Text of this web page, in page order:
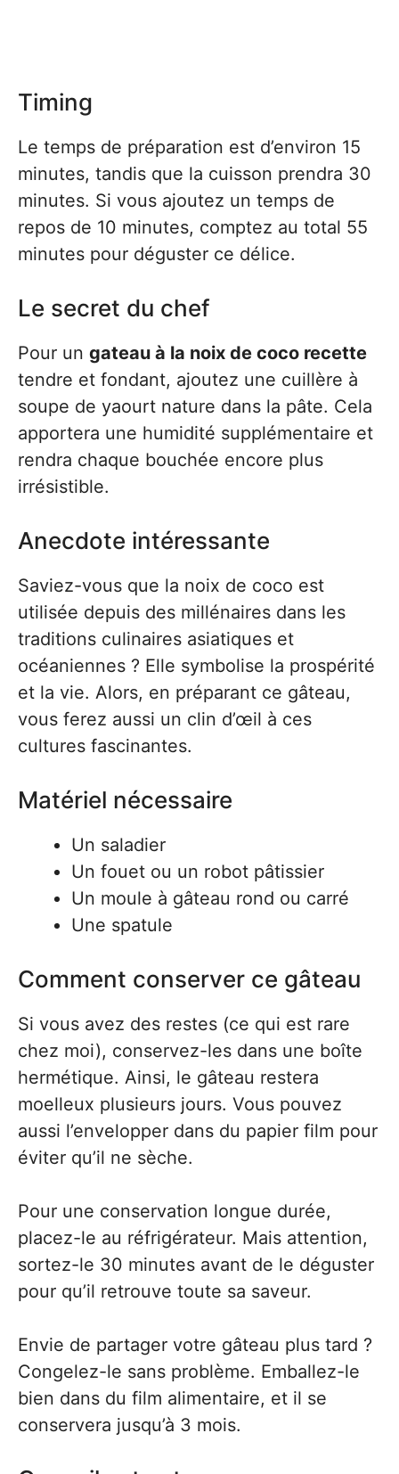
Timing
Le temps de préparation est d’environ 15
minutes, tandis que la cuisson prendra 30
minutes. Si vous ajoutez un temps de
repos de 10 minutes, comptez au total 55
minutes pour déguster ce délice.
Le secret du chef
Pour un gateau à la noix de coco recette
tendre et fondant, ajoutez une cuillère à
soupe de yaourt nature dans la pâte. Cela
apportera une humidité supplémentaire et
rendra chaque bouchée encore plus
irrésistible.
Anecdote intéressante
Saviez-vous que la noix de coco est
utilisée depuis des millénaires dans les
traditions culinaires asiatiques et
océaniennes ? Elle symbolise la prospérité
et la vie. Alors, en préparant ce gâteau,
vous ferez aussi un clin d’œil à ces
cultures fascinantes.
Matériel nécessaire
Un saladier
Un fouet ou un robot pâtissier
Un moule à gâteau rond ou carré
Une spatule
Comment conserver ce gâteau
Si vous avez des restes (ce qui est rare
chez moi), conservez-les dans une boîte
hermétique. Ainsi, le gâteau restera
moelleux plusieurs jours. Vous pouvez
aussi l’envelopper dans du papier film pour
éviter qu’il ne sèche.
Pour une conservation longue durée,
placez-le au réfrigérateur. Mais attention,
sortez-le 30 minutes avant de le déguster
pour qu’il retrouve toute sa saveur.
Envie de partager votre gâteau plus tard ?
Congelez-le sans problème. Emballez-le
bien dans du film alimentaire, et il se
conservera jusqu’à 3 mois.